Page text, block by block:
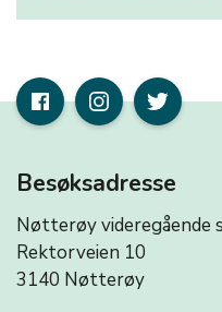
Besøksadresse
Nøtterøy videregående
Rektorveien 10
3140 Nøtterøy